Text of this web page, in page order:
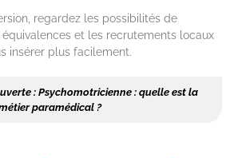
regardez les possibilités de
et les recrutements locaux
insérer plus facilement.
: Psychomotricienne : quelle est la
paramédical ?